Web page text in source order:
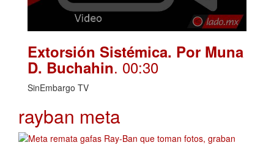
Extorsión Sistémica. Por Muna
D. Buchahin. 00:30
SinEmbargo TV
rayban meta